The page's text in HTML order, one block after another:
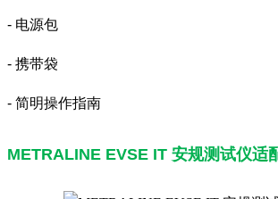
- 电源包
- 携带袋
- 简明操作指南
METRALINE EVSE IT 安规测试仪适